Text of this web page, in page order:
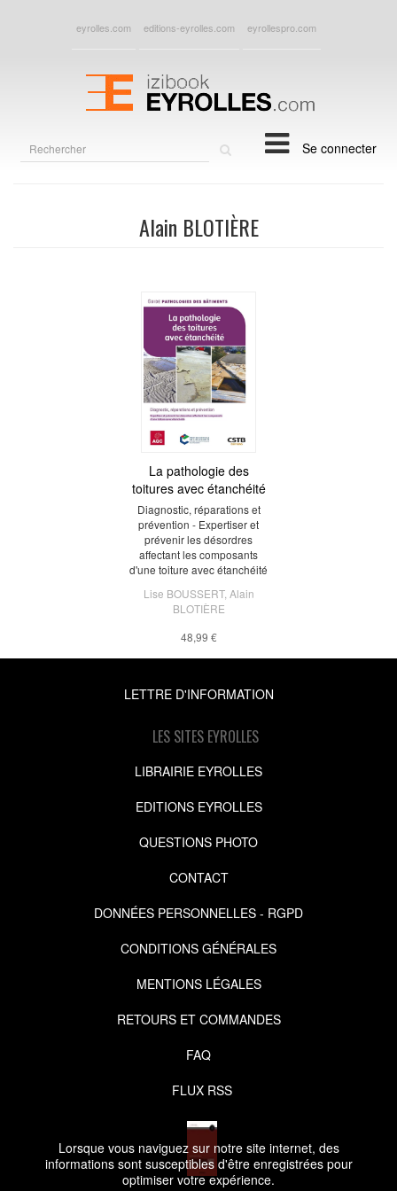
Lorsque vous naviguez sur notre site internet, des
informations sont susceptibles d'être enregistrées pour
optimiser votre expérience.
eyrolles.com editions-eyrolles.com eyrollespro.com
Se connecter
Alain BLOTIÈRE
La pathologie des
toitures avec étanchéité
Diagnostic, réparations et
prévention - Expertiser et
prévenir les désordres
affectant les composants
d'une toiture avec étanchéité
Lise BOUSSERT, Alain
BLOTIÈRE
48,99 €
LETTRE D'INFORMATION
LES SITES EYROLLES
LIBRAIRIE EYROLLES
EDITIONS EYROLLES
QUESTIONS PHOTO
CONTACT
DONNÉES PERSONNELLES - RGPD
CONDITIONS GÉNÉRALES
MENTIONS LÉGALES
RETOURS ET COMMANDES
FAQ
FLUX RSS